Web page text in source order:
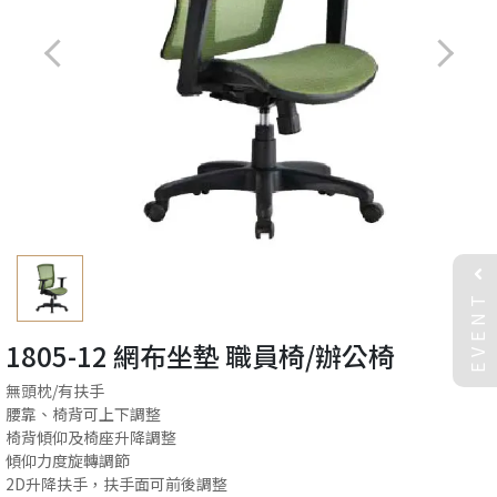
1805-12 網布坐墊 職員椅/辦公椅
無頭枕/有扶手
腰靠、椅背可上下調整
椅背傾仰及椅座升降調整
傾仰力度旋轉調節
2D升降扶手，扶手面可前後調整
EVENT